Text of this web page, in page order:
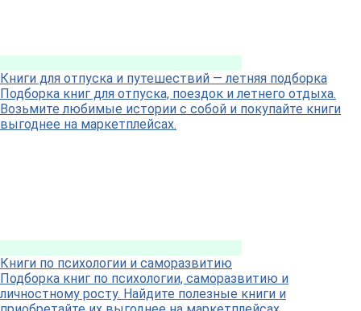
Книги для отпуска и путешествий — летняя подборка
Подборка книг для отпуска, поездок и летнего отдыха.
Возьмите любимые истории с собой и покупайте книги
выгоднее на маркетплейсах.
Книги по психологии и саморазвитию
Подборка книг по психологии, саморазвитию и
личностному росту. Найдите полезные книги и